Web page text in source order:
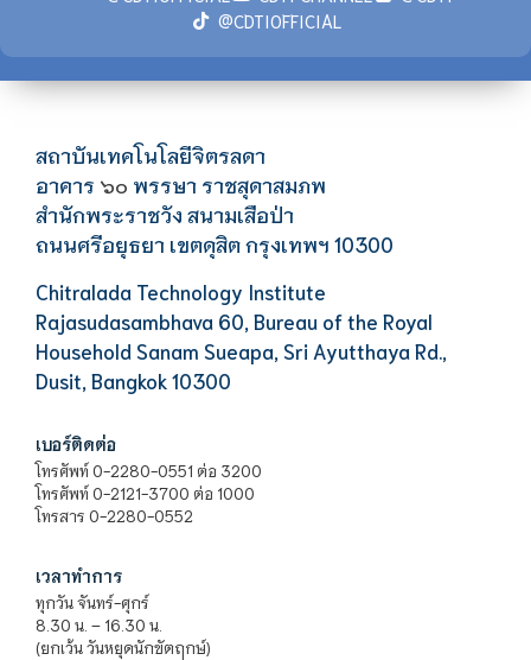
@CDTIOFFICIAL
สถาบันเทคโนโลยีจิตรลดา
อาคาร ๖๐ พรรษา ราชสุดาสมภพ
สำนักพระราชวัง สนามเสือป่า
ถนนศรีอยุธยา เขตดุสิต กรุงเทพฯ 10300
Chitralada Technology Institute
Rajasudasambhava 60, Bureau of the Royal
Household Sanam Sueapa, Sri Ayutthaya Rd.,
Dusit, Bangkok 10300
เบอร์ติดต่อ
โทรศัพท์ 0-2280-0551 ต่อ 3200
โทรศัพท์ 0-2121-3700 ต่อ 1000
โทรสาร 0-2280-0552
เวลาทำการ
ทุกวัน จันทร์-ศุกร์
8.30 น. – 16.30 น.
(ยกเว้น วันหยุดนักขัตฤกษ์)